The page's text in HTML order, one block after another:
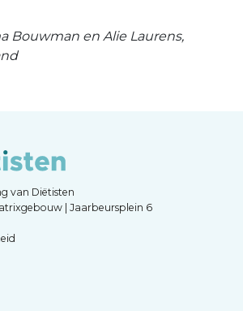
Bouwman en Alie Laurens,
van Diëtisten
| Jaarbeursplein 6